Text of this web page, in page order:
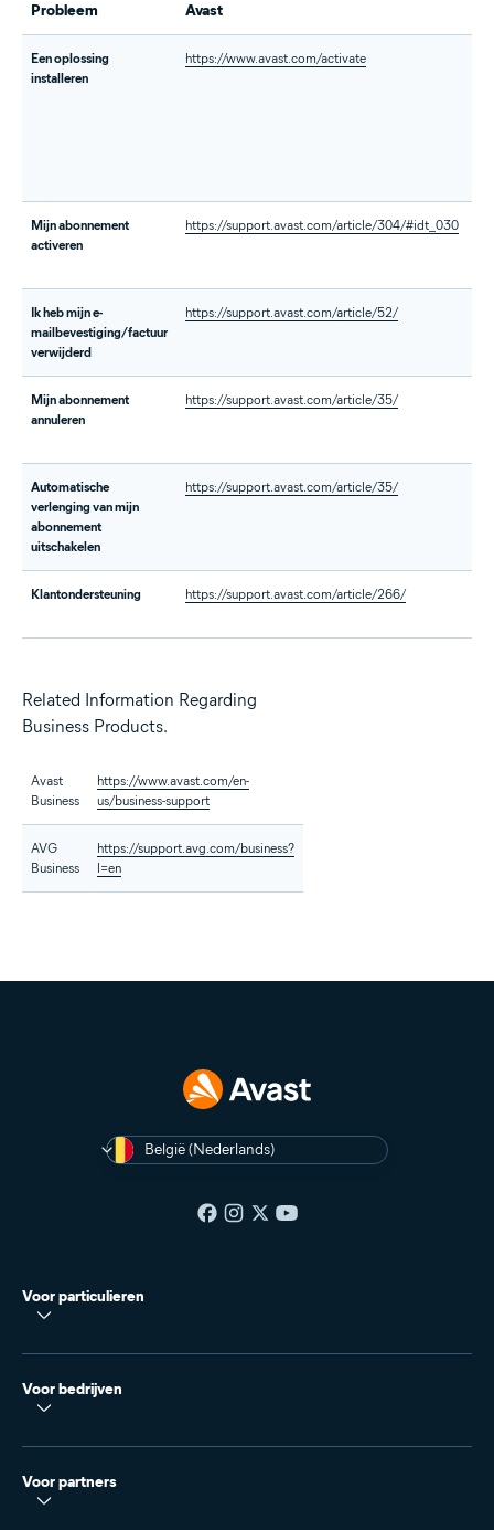
Probleem Avast
Een oplossing
installeren
https://www.avast.com/activate
Mijn abonnement
activeren
https://support.avast.com/article/304/#idt_030
Ik heb mijn e-
mailbevestiging/factuur
verwijderd
https://support.avast.com/article/52/
Mijn abonnement
annuleren
https://support.avast.com/article/35/
Automatische
verlenging van mijn
abonnement
uitschakelen
https://support.avast.com/article/35/
Klantondersteuning https://support.avast.com/article/266/
Related Information Regarding
Business Products.
Avast
Business
https://www.avast.com/en-
us/business-support
AVG
Business
https://support.avg.com/business?
l=en
België (Nederlands)
Voor particulieren
Voor bedrijven
Voor partners